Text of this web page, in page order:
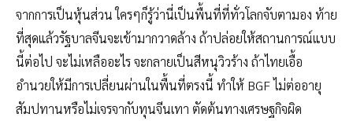
จากการเป็นหุ้นส่วน ใครๆก็รู้ว่านี่เป็นพื้นที่ที่ทั่วโลกจับตามอง ท้าย
ที่สุดแล้วรัฐบาลจีนจะเข้ามากวาดล้าง ถ้าปล่อยให้สถานการณ์แบบ
นี้ต่อไป จะไม่เหลืออะไร จะกลายเป็นสีหนุวิวร้าง ถ้าไทยเอื้อ
อำนวยให้มีการเปลี่ยนผ่านในพื้นที่ตรงนี้ ทำให้ BGF ไม่ต่ออายุ
สัมปทานหรือไม่เจรจากับทุนจีนเทา ตัดต้นทางเศรษฐกิจผิด